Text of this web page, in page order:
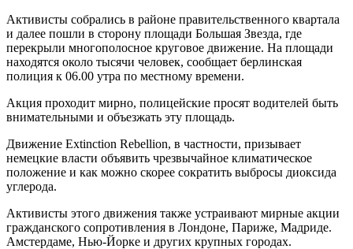
Активисты собрались в районе правительственного квартала
и далее пошли в сторону площади Большая Звезда, где
перекрыли многополосное круговое движение. На площади
находятся около тысячи человек, сообщает берлинская
полиция к 06.00 утра по местному времени.
Акция проходит мирно, полицейские просят водителей быть
внимательными и объезжать эту площадь.
Движение Extinction Rebellion, в частности, призывает
немецкие власти объявить чрезвычайное климатическое
положение и как можно скорее сократить выбросы диоксида
углерода.
Активисты этого движения также устраивают мирные акции
гражданского сопротивления в Лондоне, Париже, Мадриде.
Амстердаме, Нью-Йорке и других крупных городах.